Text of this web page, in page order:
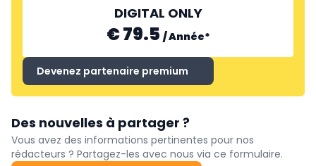
DIGITAL ONLY
€ 79.5 /Année*
Devenez partenaire premium
Des nouvelles à partager ?
Vous avez des informations pertinentes pour nos
rédacteurs ? Partagez-les avec nous via ce formulaire.